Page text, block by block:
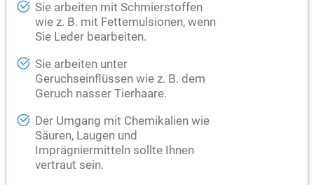
Sie arbeiten mit Schmierstoffen
wie z. B. mit Fettemulsionen, wenn
Sie Leder bearbeiten.
Sie arbeiten unter
Geruchseinflüssen wie z. B. dem
Geruch nasser Tierhaare.
Der Umgang mit Chemikalien wie
Säuren, Laugen und
Imprägniermitteln sollte Ihnen
vertraut sein.